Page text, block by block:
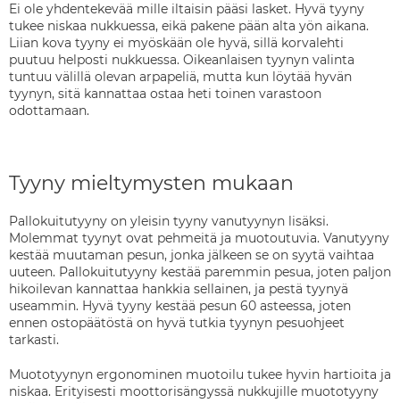
Ei ole yhdentekevää mille iltaisin pääsi lasket. Hyvä tyyny
tukee niskaa nukkuessa, eikä pakene pään alta yön aikana.
Liian kova tyyny ei myöskään ole hyvä, sillä korvalehti
puutuu helposti nukkuessa. Oikeanlaisen tyynyn valinta
tuntuu välillä olevan arpapeliä, mutta kun löytää hyvän
tyynyn, sitä kannattaa ostaa heti toinen varastoon
odottamaan.
Tyyny mieltymysten mukaan
Pallokuitutyyny on yleisin tyyny vanutyynyn lisäksi.
Molemmat tyynyt ovat pehmeitä ja muotoutuvia. Vanutyyny
kestää muutaman pesun, jonka jälkeen se on syytä vaihtaa
uuteen. Pallokuitutyyny kestää paremmin pesua, joten paljon
hikoilevan kannattaa hankkia sellainen, ja pestä tyynyä
useammin. Hyvä tyyny kestää pesun 60 asteessa, joten
ennen ostopäätöstä on hyvä tutkia tyynyn pesuohjeet
tarkasti.
Muototyynyn ergonominen muotoilu tukee hyvin hartioita ja
niskaa. Erityisesti moottorisängyssä nukkujille muototyyny